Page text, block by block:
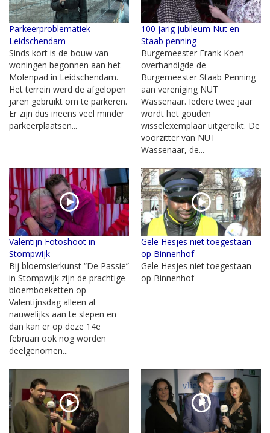
Parkeerproblematiek
Leidschendam
Sinds kort is de bouw van
woningen begonnen aan het
Molenpad in Leidschendam.
Het terrein werd de afgelopen
jaren gebruikt om te parkeren.
Er zijn dus ineens veel minder
parkeerplaatsen...
100 jarig jubileum Nut en
Staab penning
Burgemeester Frank Koen
overhandigde de
Burgemeester Staab Penning
aan vereniging NUT
Wassenaar. Iedere twee jaar
wordt het gouden
wisselexemplaar uitgereikt. De
voorzitter van NUT
Wassenaar, de...
Valentijn Fotoshoot in
Stompwijk
Bij bloemsierkunst “De Passie”
in Stompwijk zijn de prachtige
bloemboeketten op
Valentijnsdag alleen al
nauwelijks aan te slepen en
dan kan er op deze 14e
februari ook nog worden
deelgenomen...
Gele Hesjes niet toegestaan
op Binnenhof
Gele Hesjes niet toegestaan
op Binnenhof